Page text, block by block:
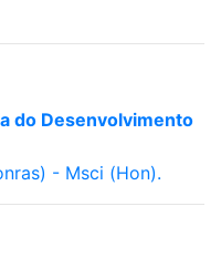
do Desenvolvimento
- Msci (Hon).